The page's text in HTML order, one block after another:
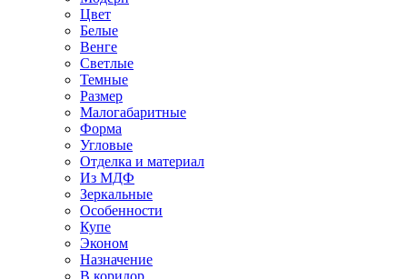
Цвет
Белые
Венге
Светлые
Темные
Размер
Малогабаритные
Форма
Угловые
Отделка и материал
Из МДФ
Зеркальные
Особенности
Купе
Эконом
Назначение
В коридор